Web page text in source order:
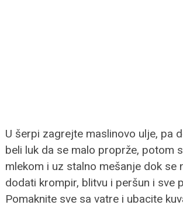
U šerpi zagrejte maslinovo ulje, pa
beli luk da se malo proprže, potom
mlekom i uz stalno mešanje dok se
dodati krompir, blitvu i peršun i sve
Pomaknite sve sa vatre i ubacite